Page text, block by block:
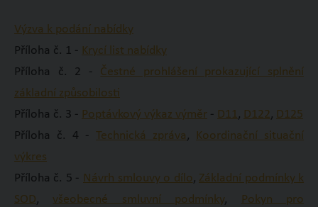
Výzva k podání nabídky
Příloha č. 1 - Krycí list nabídky
Příloha č. 2 - Čestné prohlášení prokazující splnění
základní způsobilosti
Příloha č. 3 - Poptávkový výkaz výměr- D11, D122, D125
Příloha č. 4 -Technická zpráva ,
Koordinační situační
výkres
Příloha č. 5 - Návrh smlouvy o dílo , Základní podmínky k
SOD, všeobecné smluvní podmínky,
Pokyn pro